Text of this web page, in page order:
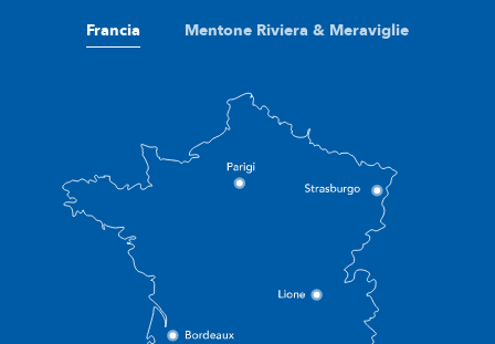
Francia Mentone Riviera & Meraviglie